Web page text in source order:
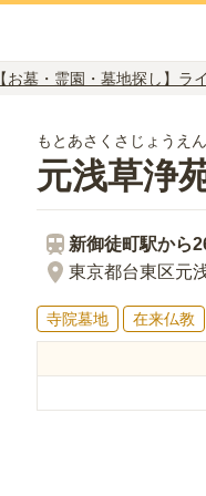
【お墓・霊園・墓地探し】ラ
もとあさくさじょうえん
元浅草浄
新御徒町駅から
東京都台東区元
寺院墓地 在来仏教